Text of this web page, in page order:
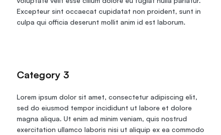
Excepteur sint occaecat cupidatat non proident, sunt in
culpa qui officia deserunt mollit anim id est laborum.
Category 3
Lorem ipsum dolor sit amet, consectetur adipiscing elit,
sed do eiusmod tempor incididunt ut labore et dolore
magna aliqua. Ut enim ad minim veniam, quis nostrud
exercitation ullamco laboris nisi ut aliquip ex ea commodo